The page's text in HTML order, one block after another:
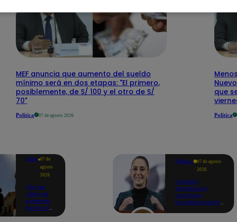
MEF anuncia que aumento del sueldo
mínimo será en dos etapas: "El primero,
posiblemente, de S/ 100 y el otro de S/
70"
Política 07 de agosto 2026
que
Política
Lima 07 de
agosto
2026
Ola de
calor se
extiende
hasta el
Política
07 de agosto
2026
Claudia
Sheinbaum
confirma
restablecimiento